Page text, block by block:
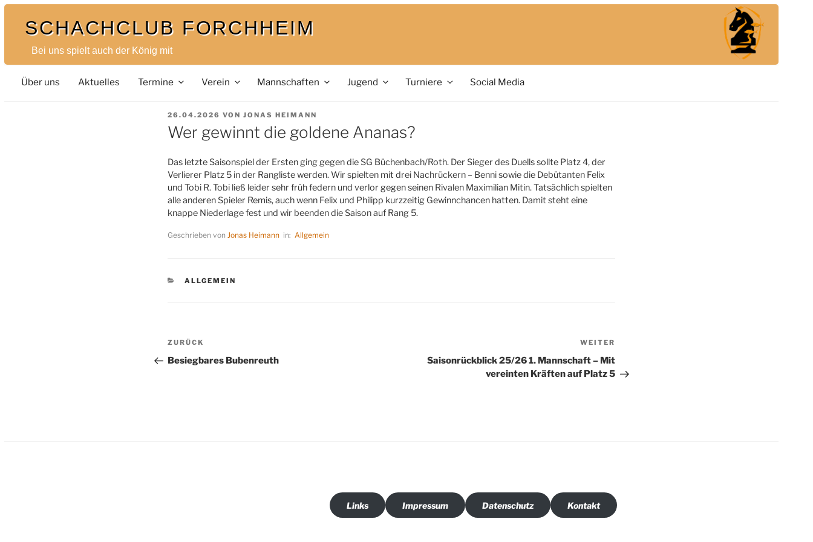
Zum
Inhalt
springenSCHACHCLUB FORCHHEIM
Bei uns spielt auch der König mit
Über uns Aktuelles Termine Verein Mannschaften Jugend Turniere Social Media
VERÖFFENTLICHT
AM
26.04.2026 VONJONAS HEIMANN
Wer gewinnt die goldene Ananas?
Das letzte Saisonspiel der Ersten ging gegen die SG Büchenbach/Roth. Der Sieger des Duells sollte Platz 4, der
Verlierer Platz 5 in der Rangliste werden. Wir spielten mit drei Nachrückern – Benni sowie die Debütanten Felix
und Tobi R. Tobi ließ leider sehr früh federn und verlor gegen seinen Rivalen Maximilian Mitin. Tatsächlich spielten
alle anderen Spieler Remis, auch wenn Felix und Philipp kurzzeitig Gewinnchancen hatten. Damit steht eine
knappe Niederlage fest und wir beenden die Saison auf Rang 5.
Geschrieben von Jonas Heimann in: Allgemein
KATEGORIEN
ALLGEMEIN
Vorheriger
Beitrag
ZURÜCK
Besiegbares Bubenreuth
WEITER
Saisonrückblick 25/26 1. Mannschaft – Mit
vereinten Kräften auf Platz 5
Links Impressum Datenschutz Kontakt